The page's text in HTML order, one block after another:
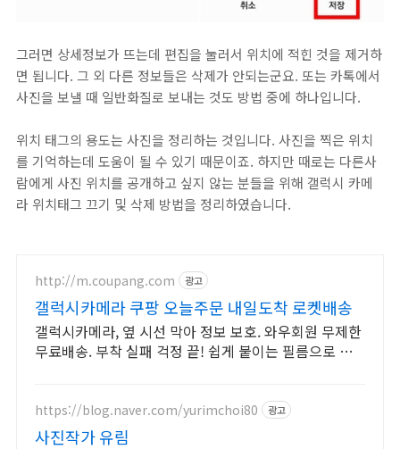
그러면 상세정보가 뜨는데 편집을 눌러서 위치에 적힌 것을 제거하
면 됩니다. 그 외 다른 정보들은 삭제가 안되는군요. 또는 카톡에서
사진을 보낼 때 일반화질로 보내는 것도 방법 중에 하나입니다.
위치 태그의 용도는 사진을 정리하는 것입니다. 사진을 찍은 위치
를 기억하는데 도움이 될 수 있기 때문이죠. 하지만 때로는 다른사
람에게 사진 위치를 공개하고 싶지 않는 분들을 위해 갤럭시 카메
라 위치태그 끄기 및 삭제 방법을 정리하였습니다.
http://m.coupang.com 광고
갤럭시카메라 쿠팡 오늘주문 내일도착 로켓배송
갤럭시카메라, 옆 시선 막아 정보 보호. 와우회원 무제한
무료배송. 부착 실패 걱정 끝! 쉽게 붙이는 필름으로 깔
https://blog.naver.com/yurimchoi80 광고
사진작가 유림